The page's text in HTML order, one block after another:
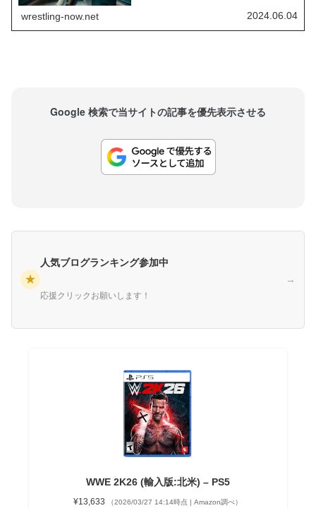
況になりました。彼はWWEの大きな計画に関わっ
wrestling-now.net 2024.06.04
Google 検索で当サイトの記事を優先表示させる
★
人気ブログランキング参加中
応援クリックお願いします！
→
WWE 2K26 (輸入版:北米) – PS5
¥13,633 （2026/03/27 14:14時点 | Amazon調べ）